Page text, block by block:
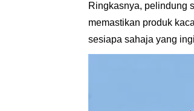
Ringkasnya, pelindung
memastikan produk
sesiapa sahaja yang